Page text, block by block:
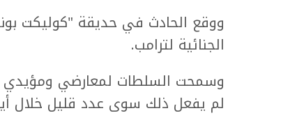
ووقع الحادث في حديقة "كوليكت
الجنائية لترامب.
وسمحت السلطات لمعارضي ومؤيدي
لم يفعل ذلك سوى عدد قليل خلال